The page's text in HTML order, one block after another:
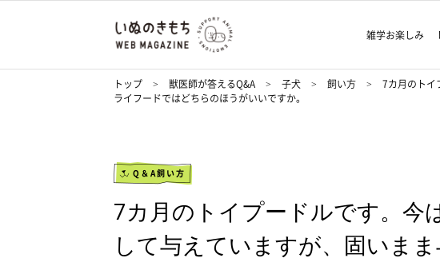
雑学お楽しみ
トップ 獣医師が答えるQ&A 子犬 飼い方
7カ月のトイ
ライフードではどちらのほうがいいですか。
Q＆A飼い方
7カ月のトイプードルです。今
して与えていますが、固いま